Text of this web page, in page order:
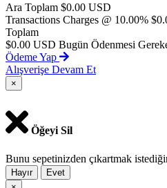
Ara Toplam $0.00 USD
Transactions Charges @ 10.00%
Toplam
$0.00 USD Bugün Ödenmesi
Ödeme Yap
Alışverişe Devam Et
×
Öğeyi Sil
Bunu sepetinizden çıkartmak
Hayır
Evet